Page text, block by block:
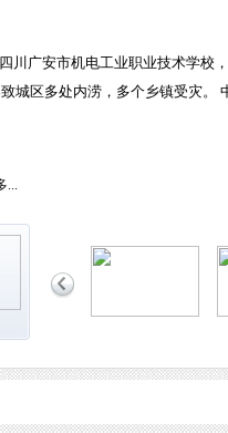
川广安市机电工业职业技术学校
城区多处内涝，多个乡镇受灾。
...